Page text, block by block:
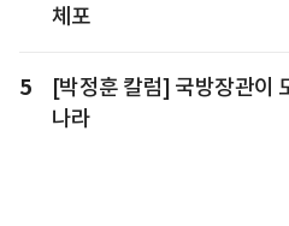
체포
5
[박정훈 칼럼] 국방장관이
나라